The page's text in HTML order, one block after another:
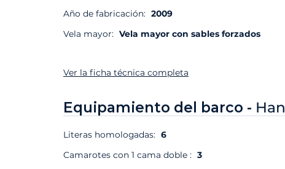
Año de fabricación: 2009
Vela mayor: Vela mayor con sables forzados
Ver la ficha técnica completa
Equipamiento del barco -
Literas homologadas: 6
Camarotes con 1 cama doble : 3